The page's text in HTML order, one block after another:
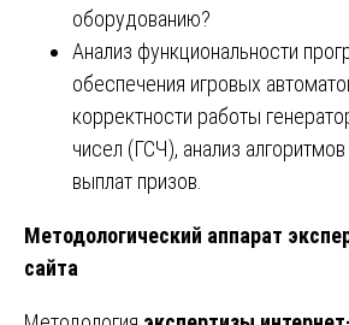
оборудованию?
Анализ функциональности
обеспечения игровых
корректности работы
чисел (ГСЧ), анализ
выплат призов.
Методологический аппарат
сайта